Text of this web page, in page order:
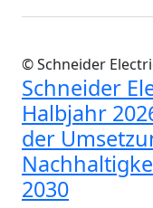
© Schneider
Schneider
Halbjahr
der
2030